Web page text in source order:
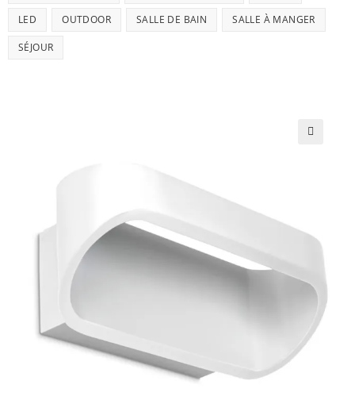
LED OUTDOOR SALLE DE BAIN SALLE À MANGER
SÉJOUR